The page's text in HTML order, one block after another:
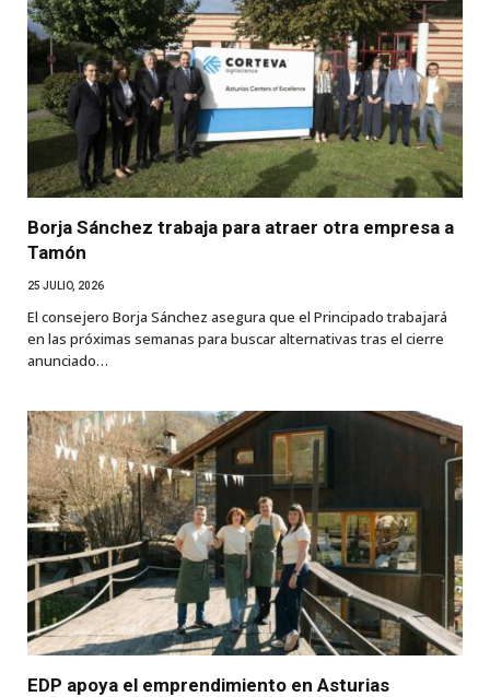
Borja Sánchez trabaja para atraer otra empresa a
Tamón
25 JULIO, 2026
El consejero Borja Sánchez asegura que el Principado trabajará
en las próximas semanas para buscar alternativas tras el cierre
anunciado…
EDP apoya el emprendimiento en Asturias